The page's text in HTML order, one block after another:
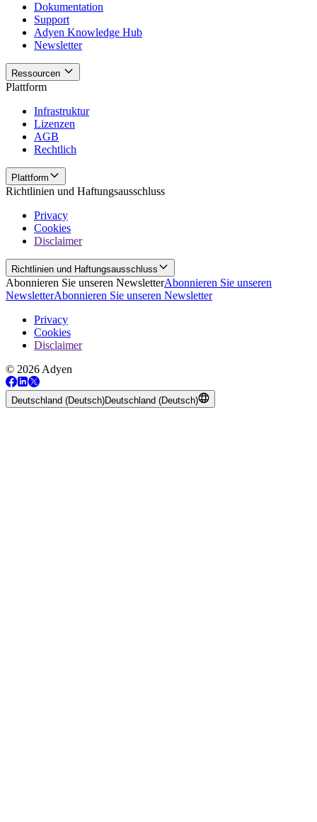
Dokumentation
Support
Adyen Knowledge Hub
Newsletter
Ressourcen
Plattform
Infrastruktur
Lizenzen
AGB
Rechtlich
Plattform
Richtlinien und Haftungsausschluss
Privacy
Cookies
Disclaimer
Richtlinien und Haftungsausschluss
Abonnieren Sie unseren NewsletterAbonnieren Sie unseren
NewsletterAbonnieren Sie unseren Newsletter
Privacy
Cookies
Disclaimer
© 2026 Adyen
Deutschland (Deutsch)Deutschland (Deutsch)